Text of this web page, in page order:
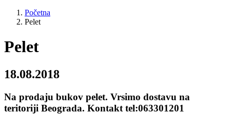
Početna
Pelet
Pelet
18.08.2018
Na prodaju bukov pelet. Vrsimo dostavu na
teritoriji Beograda. Kontakt tel:063301201